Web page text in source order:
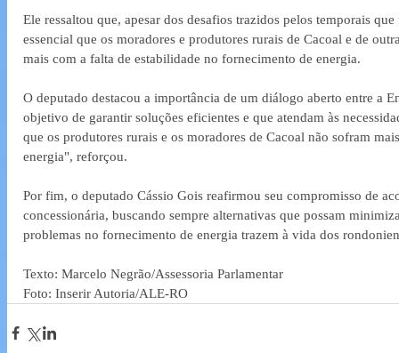
Ele ressaltou que, apesar dos desafios trazidos pelos temporais
essencial que os moradores e produtores rurais de Cacoal e de
mais com a falta de estabilidade no fornecimento de energia.
O deputado destacou a importância de um diálogo aberto entre a
objetivo de garantir soluções eficientes e que atendam às
que os produtores rurais e os moradores de Cacoal não sofram
energia", reforçou.
Por fim, o deputado Cássio Gois reafirmou seu compromisso de
concessionária, buscando sempre alternativas que possam
problemas no fornecimento de energia trazem à vida dos
Texto: Marcelo Negrão/Assessoria Parlamentar
Foto: Inserir Autoria/ALE-RO